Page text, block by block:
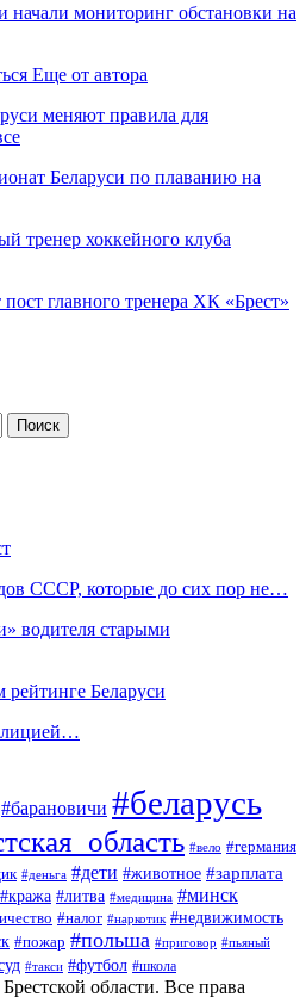
начали мониторинг обстановки на
Еще от автора
меняют правила для
Беларуси по плаванию на
тренер хоккейного клуба
главного тренера ХК «Брест»
СССР, которые до сих пор не…
водителя старыми
рейтинге Беларуси
#барановичи #беларусь
#вело #германия
#деньга #дети #животное #зарплата
#кража #литва #медицина #минск
#налог #наркотик #недвижимость
#пожар #польша #приговор #пьяный
#такси #футбол #школа
области. Все права